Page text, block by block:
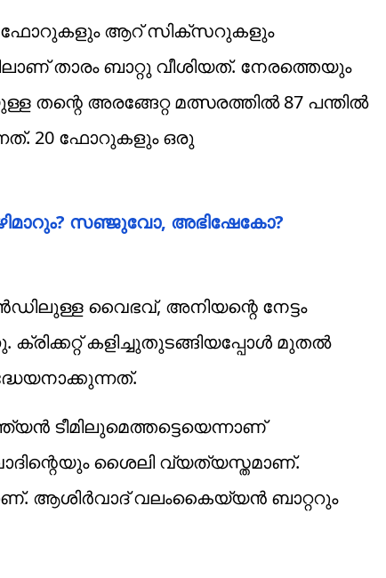
19 ഫോറുകളും ആറ് സിക്സറുകളും
താരം ബാറ്റു വീശിയത്. നേരത്തെയും
തന്റെ അരങ്ങേറ്റ മത്സരത്തിൽ 87 പന്തിൽ
20 ഫോറുകളും ഒരു
സഞ്ജുവോ, അഭിഷേകോ?
വൈഭവ്, അനിയന്റെ നേട്ടം
കളിച്ചുതുടങ്ങിയപ്പോള്‍ മുതല്‍
ടീമിലുമെത്തട്ടെയെന്നാണ്
ശൈലി വ്യത്യസ്തമാണ്.
ആശിർവാദ് വലംകൈയ്യൻ ബാറ്ററും